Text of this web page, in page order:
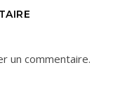
un commentaire.